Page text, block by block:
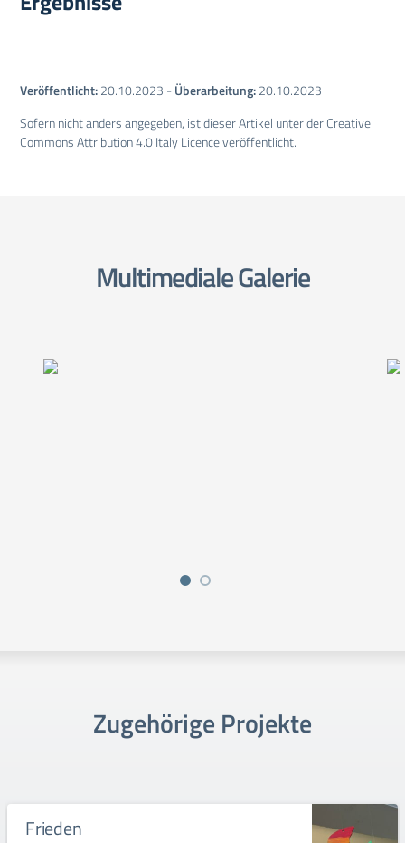
Veröffentlicht:20.10.2023 -Überarbeitung:20.10.2023
Sofern nicht anders angegeben, ist dieser Artikel unter der Creative
Commons Attribution 4.0 Italy Licence veröffentlicht.
Multimediale Galerie
Zugehörige Projekte
Frieden